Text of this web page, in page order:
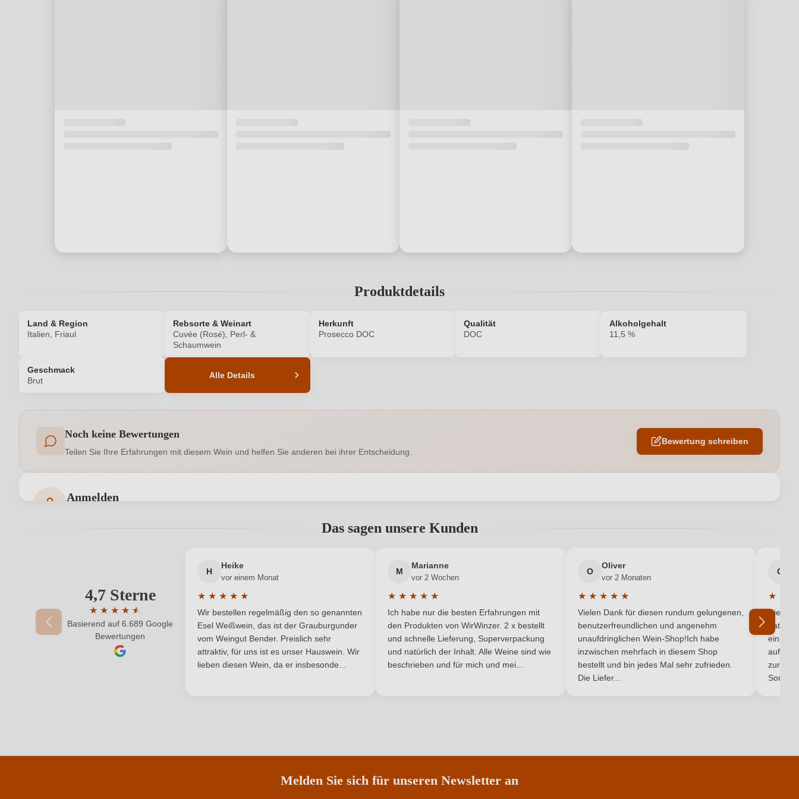
Produktdetails
Land & Region
Italien, Friaul
Rebsorte & Weinart
Cuvée (Rosé), Perl- &
Schaumwein
Herkunft
Prosecco DOC
Qualität
DOC
Alkoholgehalt
11,5 %
Geschmack
Brut
Alle Details
Allergene Charmat-Methode
Bio Ja
Hersteller
adresse
La Fornase S.R.L. Società Agricola, Via Cornizzai 22, 33087 Pasiano di
Inhalt Jahrgang 2024
Land Passt zu Antipasti, Fisch, Pasta
Rebsorte Cuvée (Rosé)
Nährwertangaben
Noch keine Bewertungen
Teilen Sie Ihre Erfahrungen mit diesem Wein und helfen Sie anderen bei ihrer Entscheidung.
Bewertung schreiben
Anmelden
Ihre E-Mail-Adresse
Ihr Passwort
Ich habe mein Passwort vergessen
Das sagen unsere Kunden
4,7 Sterne
★ ★ ★ ★ ★
★
Durchschnittliche Bewertung von 4.7 von 5 Sternen
Basierend auf 6.689 Google
Bewertungen
H
Heike
vor einem Monat
★ ★ ★ ★ ★
Durchschnittliche Bewertung von 5 von 5 Sternen
Wir bestellen regelmäßig den so genannten
Esel Weißwein, das ist der Grauburgunder
vom Weingut Bender. Preislich sehr
attraktiv, für uns ist es unser Hauswein. Wir
lieben diesen Wein, da er insbesonde...
M
Marianne
vor 2 Wochen
★ ★ ★ ★ ★
Durchschnittliche Bewertung von 5 von 5 Sternen
Ich habe nur die besten Erfahrungen mit
den Produkten von WirWinzer. 2 x bestellt
und schnelle Lieferung, Superverpackung
und natürlich der Inhalt. Alle Weine sind wie
beschrieben und für mich und mei...
O
Oliver
vor 2 Monaten
★ ★ ★ ★ ★
Durchschnittliche Bewertung von 5 von 5 Sternen
Vielen Dank für diesen rundum gelungenen,
benutzerfreundlichen und angenehm
unaufdringlichen Wein-Shop!Ich habe
inzwischen mehrfach in diesem Shop
bestellt und bin jedes Mal sehr zufrieden.
Die Liefer...
G
★ ★
Die
hat
einmal
auf
zurück
Son...
Melden Sie sich für unseren Newsletter an